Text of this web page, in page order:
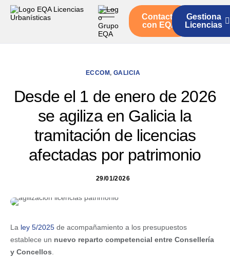
Servicios
Contacto
con EQA
Gestiona
Licencias
ECCOM, GALICIA
Desde el 1 de enero de 2026
se agiliza en Galicia la
tramitación de licencias
afectadas por patrimonio
29/01/2026
La ley 5/2025 de acompañamiento a los presupuestos
establece un nuevo reparto competencial entre Consellería
y Concellos